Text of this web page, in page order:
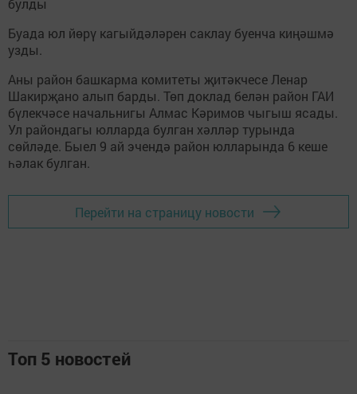
булды
Буада юл йөрү кагыйдәләрен саклау буенча киңәшмә
узды.
Аны район башкарма комитеты җитәкчесе Ленар
Шакирҗано алып барды. Төп доклад белән район ГАИ
бүлекчәсе начальнигы Алмас Кәримов чыгыш ясады.
Ул райондагы юлларда булган хәлләр турында
сөйләде. Быел 9 ай эчендә район юлларында 6 кеше
һәлак булган.
Перейти на страницу новости
Топ 5 новостей